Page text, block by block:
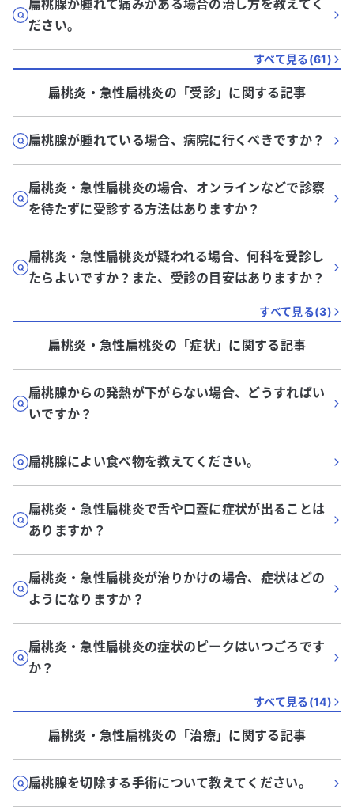
扁桃腺が腫れて痛みがある場合の治し方を教えてく
ださい。
すべて見る(61)
扁桃炎・急性扁桃炎の「受診」に関する記事
扁桃腺が腫れている場合、病院に行くべきですか？
扁桃炎・急性扁桃炎の場合、オンラインなどで診察
を待たずに受診する方法はありますか？
扁桃炎・急性扁桃炎が疑われる場合、何科を受診し
たらよいですか？また、受診の目安はありますか？
すべて見る(3)
扁桃炎・急性扁桃炎の「症状」に関する記事
扁桃腺からの発熱が下がらない場合、どうすればい
いですか？
扁桃腺によい食べ物を教えてください。
扁桃炎・急性扁桃炎で舌や口蓋に症状が出ることは
ありますか？
扁桃炎・急性扁桃炎が治りかけの場合、症状はどの
ようになりますか？
扁桃炎・急性扁桃炎の症状のピークはいつごろです
か？
すべて見る(14)
扁桃炎・急性扁桃炎の「治療」に関する記事
扁桃腺を切除する手術について教えてください。